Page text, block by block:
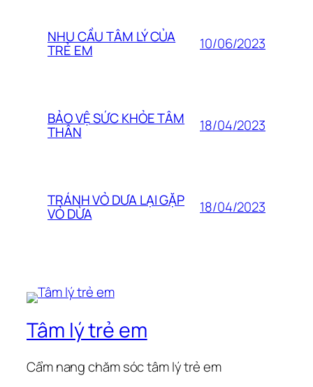
NHU CẦU TÂM LÝ CỦA
TRẺ EM 10/06/2023
BẢO VỆ SỨC KHỎE TÂM
THÂN 18/04/2023
TRÁNH VỎ DƯA LẠI GẶP
VỎ DỪA 18/04/2023
Tâm lý trẻ em
Cẩm nang chăm sóc tâm lý trẻ em